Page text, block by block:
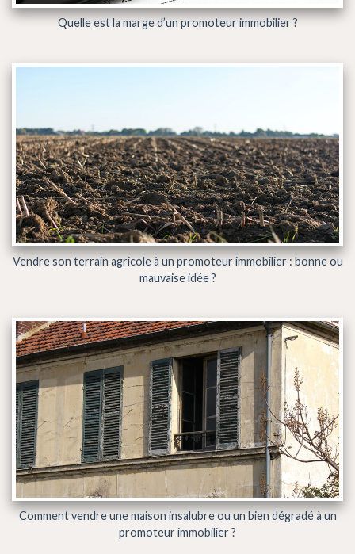
Quelle est la marge d’un promoteur immobilier ?
Vendre son terrain agricole à un promoteur immobilier : bonne ou
mauvaise idée ?
Comment vendre une maison insalubre ou un bien dégradé à un
promoteur immobilier ?